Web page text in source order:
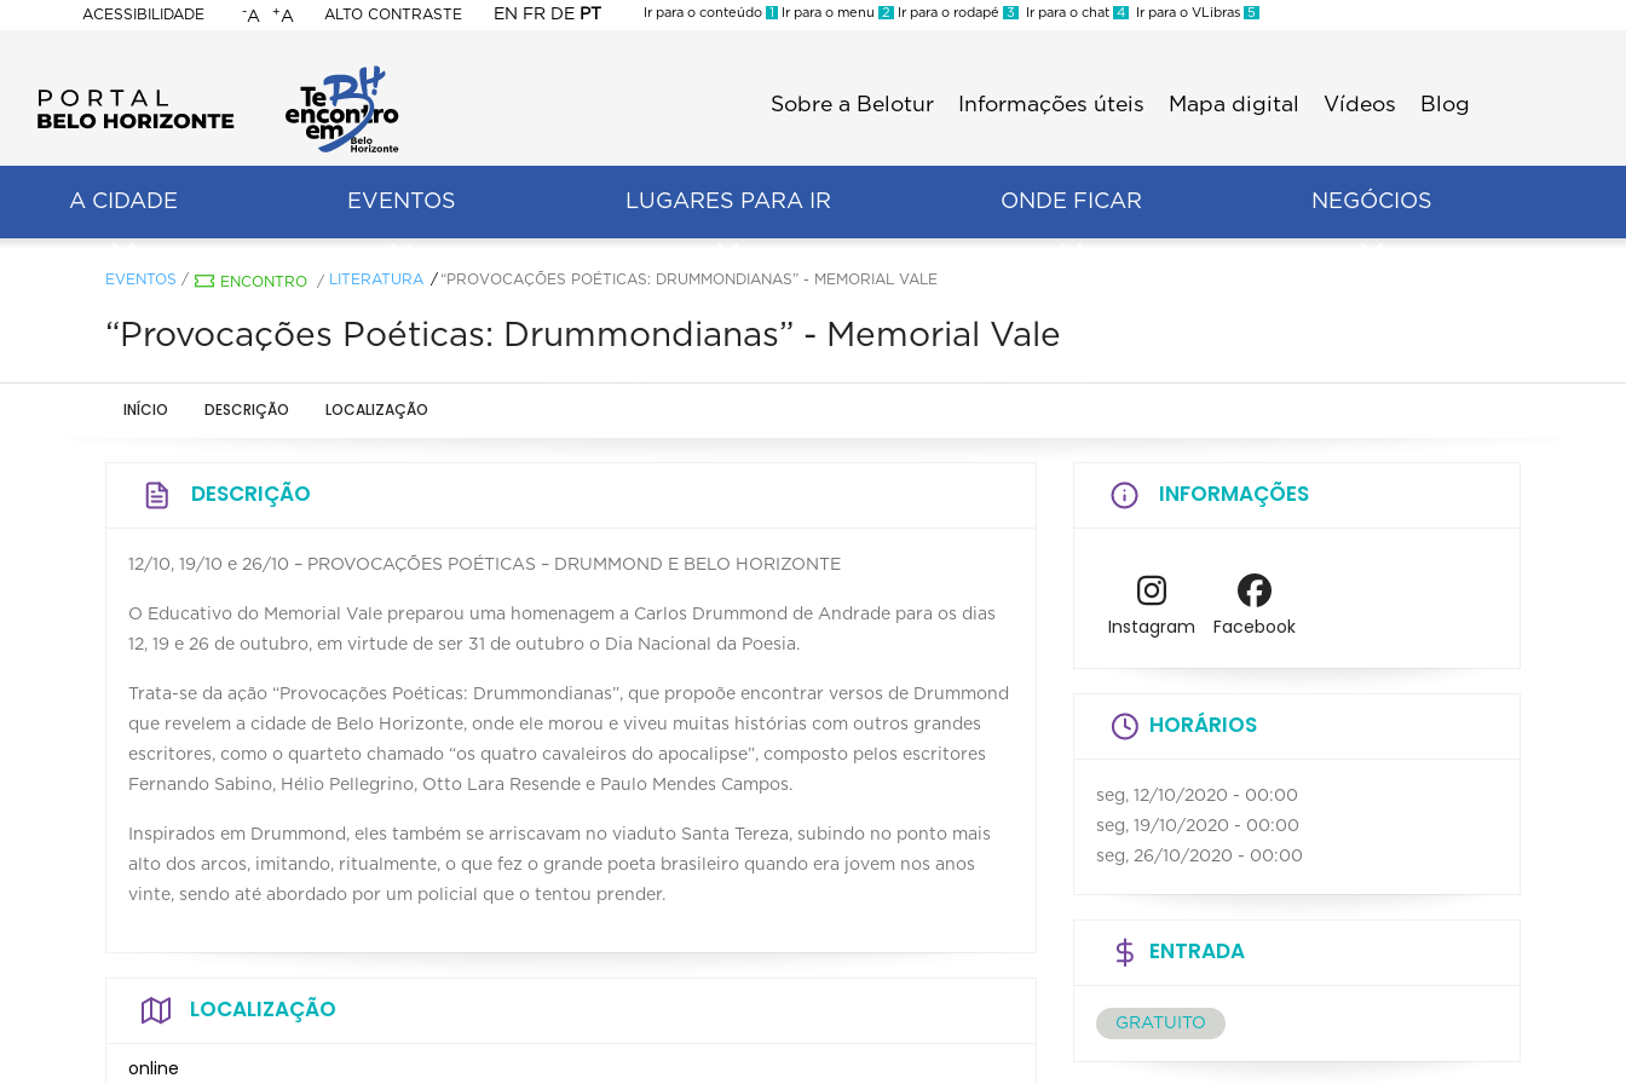
ACESSIBILIDADE
BELO
HORIZONTE
-A +A ALTO CONTRASTE EN FR DE PT
Ir para o conteúdo 1 Ir para o menu 2 Ir para o rodapé 3 Ir para o chat 4 Ir para o VLibras 5
Sobre a Belotur Informações úteis Mapa digital Vídeos Blog
A CIDADE EVENTOS LUGARES PARA IR ONDE FICAR NEGÓCIOS
EVENTOS / ENCONTRO / LITERATURA “PROVOCAÇÕES POÉTICAS: DRUMMONDIANAS” - MEMORIAL VALE
“Provocações Poéticas: Drummondianas” - Memorial Vale
INÍCIO DESCRIÇÃO LOCALIZAÇÃO
DESCRIÇÃO
12/10, 19/10 e 26/10 – PROVOCAÇÕES POÉTICAS – DRUMMOND E BELO HORIZONTE
O Educativo do Memorial Vale preparou uma homenagem a Carlos Drummond de Andrade para os dias
12, 19 e 26 de outubro, em virtude de ser 31 de outubro o Dia Nacional da Poesia.
Trata-se da ação “Provocações Poéticas: Drummondianas”, que propoõe encontrar versos de Drummond
que revelem a cidade de Belo Horizonte, onde ele morou e viveu muitas histórias com outros grandes
escritores, como o quarteto chamado “os quatro cavaleiros do apocalipse”, composto pelos escritores
Fernando Sabino, Hélio Pellegrino, Otto Lara Resende e Paulo Mendes Campos.
Inspirados em Drummond, eles também se arriscavam no viaduto Santa Tereza, subindo no ponto mais
alto dos arcos, imitando, ritualmente, o que fez o grande poeta brasileiro quando era jovem nos anos
vinte, sendo até abordado por um policial que o tentou prender.
LOCALIZAÇÃO
online
INFORMAÇÕES
Instagram Facebook
HORÁRIOS
seg, 12/10/2020 - 00:00
seg, 19/10/2020 - 00:00
seg, 26/10/2020 - 00:00
ENTRADA
GRATUITO